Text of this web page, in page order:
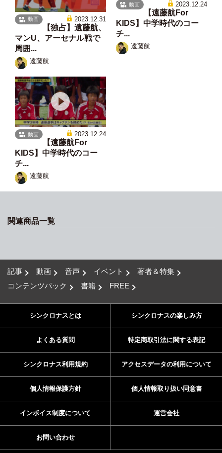
動画 2023.12.31
【独占】遠藤航、
マンU、アーセナル戦で
周囲...
遠藤航
動画 2023.12.24
【遠藤航For
KIDS】中学時代のコー
チ...
遠藤航
動画 2023.12.24
【遠藤航For
KIDS】中学時代のコー
チ...
遠藤航
関連商品一覧
記事 動画 音声 イベント
著者＆特集
コンテンツパック
書籍 FREE
シンクロナスとは シンクロナスの楽しみ方
よくある質問 特定商取引法に関する表記
シンクロナス利用規約 アクセスデータの利用について
個人情報保護方針 個人情報取り扱い同意書
インボイス制度について 運営会社
お問い合わせ